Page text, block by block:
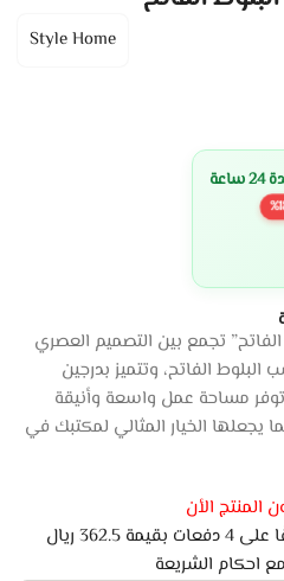
Style Home
%
تجمع بين التصميم العصري
الفاتح، وتتميز بدرجين
توفر مساحة عمل واسعة وأنيقة
يجعلها الخيار المثالي لمكتبك في
الأن
اشتري الان وادفع لاحقًا على 4 دفعات بقيمة 362.5 ريال
احكام الشريعة